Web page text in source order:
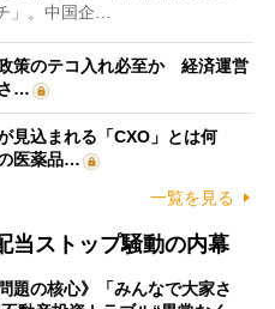
」。中国企…
策のテコ入れ必至か 経済運営
…
見込まれる「CXO」とは何
医薬品…
一覧を見る
当ストップ騒動の内幕
題の核心》「みんなで大家さ